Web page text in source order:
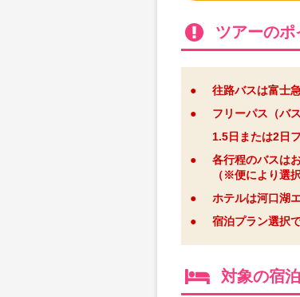
ツアーのポ
●
往路バスは富士
●
フリーパス（バ
1.5日または2日
●
各行程のバスは
（※便により選
●
ホテルは河口湖
●
宿泊プラン選択
対象の宿